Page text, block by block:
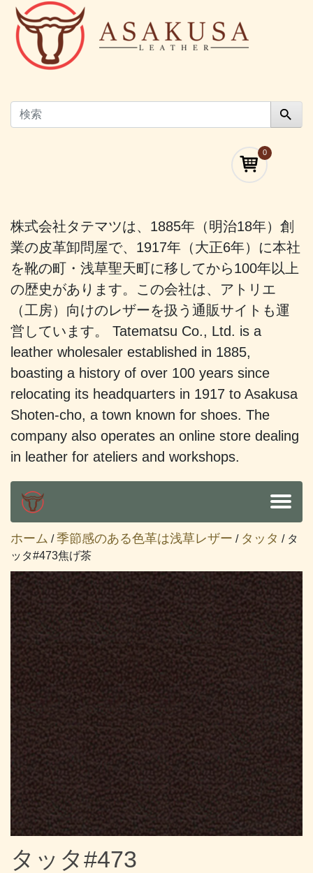
0
株式会社タテマツは、1885年（明治18年）創
業の皮革卸問屋で、1917年（大正6年）に本社
を靴の町・浅草聖天町に移してから100年以上
の歴史があります。この会社は、アトリエ
（工房）向けのレザーを扱う通販サイトも運
営しています。 Tatematsu Co., Ltd. is a
leather wholesaler established in 1885,
boasting a history of over 100 years since
relocating its headquarters in 1917 to Asakusa
Shoten-cho, a town known for shoes. The
company also operates an online store dealing
in leather for ateliers and workshops.
ホーム /季節感のある色革は浅草レザー / タッタ / タ
ッタ#473焦げ茶
タッタ#473